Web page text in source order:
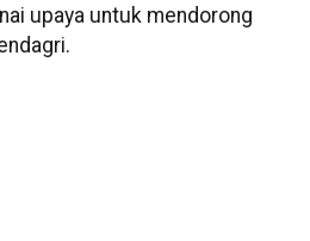
upaya untuk mendorong